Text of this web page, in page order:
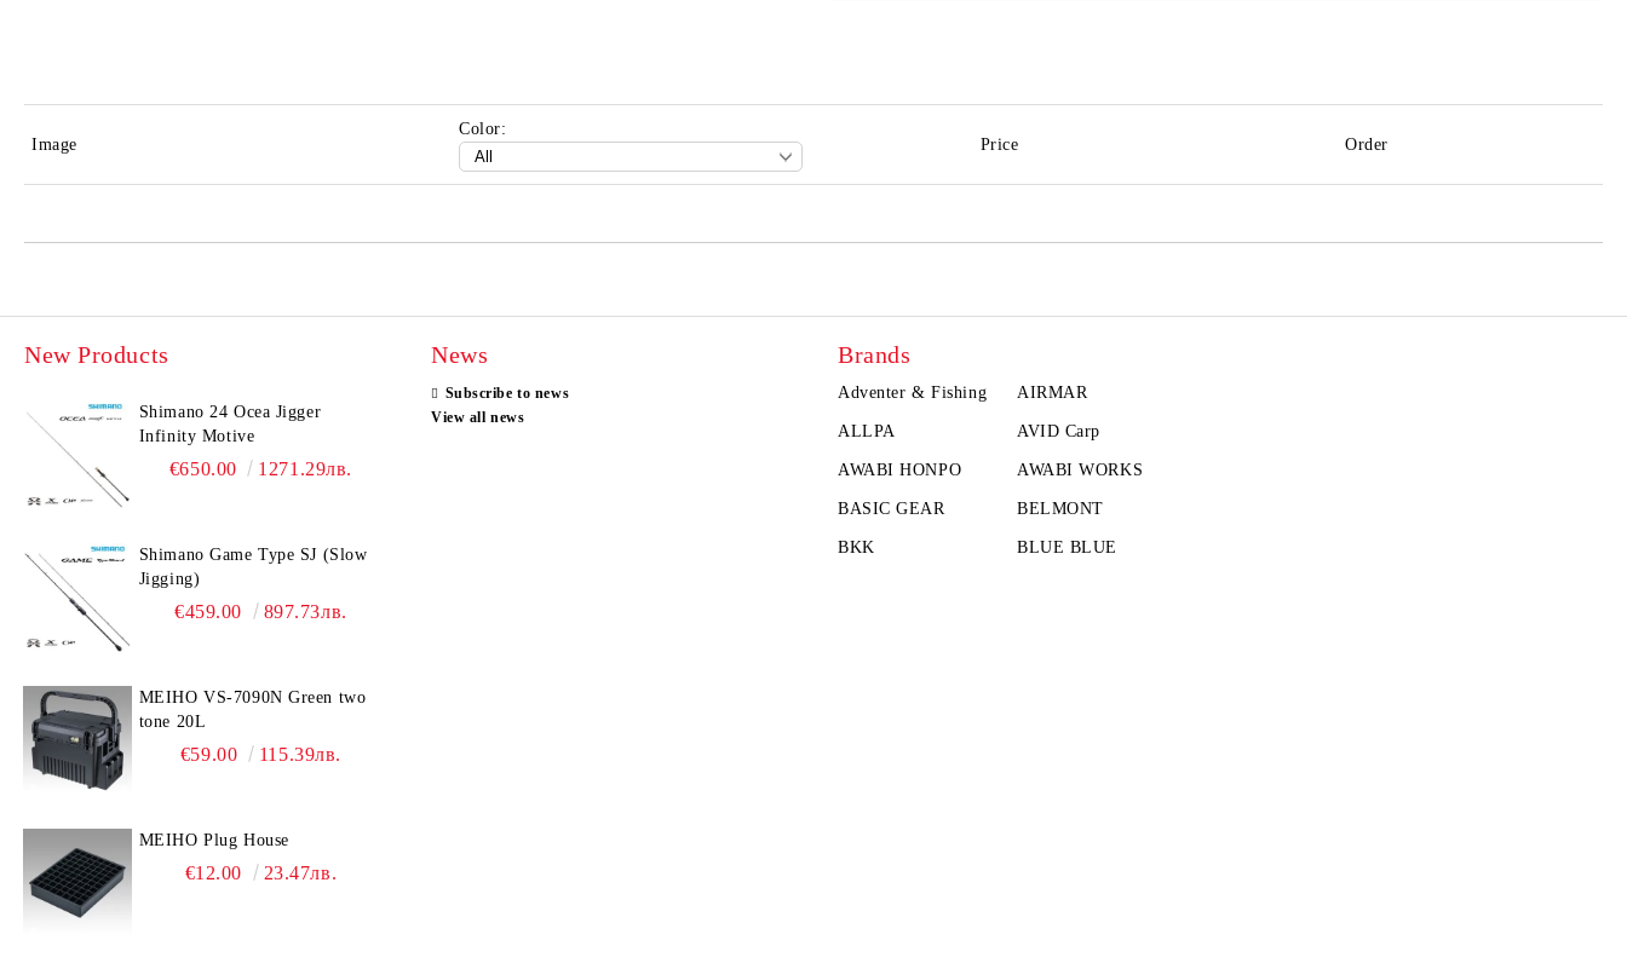
Image
Color:
Price
Order
New Products
Shimano 24 Ocea Jigger
Infinity Motive
€650.00 1271.29лв.
Shimano Game Type SJ (Slow
Jigging)
€459.00 897.73лв.
MEIHO VS-7090N Green two
tone 20L
€59.00 115.39лв.
MEIHO Plug House
€12.00 23.47лв.
News
Subscribe to news
View all news
Brands
Adventer & Fishing AIRMAR
ALLPA AVID Carp
AWABI HONPO AWABI WORKS
BASIC GEAR BELMONT
BKK BLUE BLUE